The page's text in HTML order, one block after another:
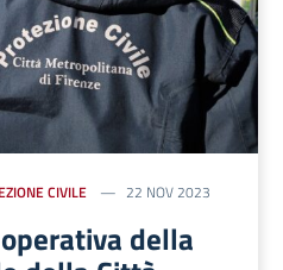
CIVILE 22 NOV 2023
della